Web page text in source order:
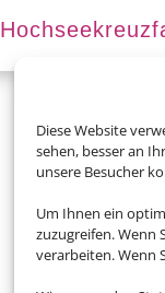
Diese Website
sehen, besser an
unsere Besucher
Um Ihnen ein
zuzugreifen. Wenn
verarbeiten. Wenn